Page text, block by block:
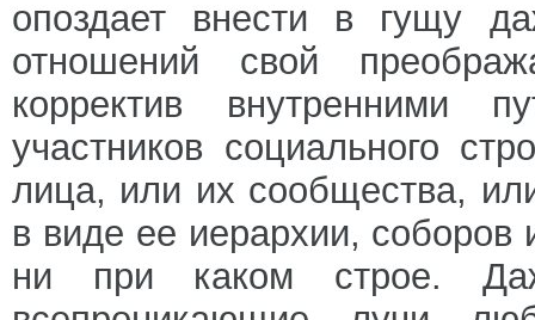
опоздает внести в гущу
отношений свой
корректив внутренними
участников социального
лица, или их сообщества,
в виде ее иерархии,
ни при каком строе.